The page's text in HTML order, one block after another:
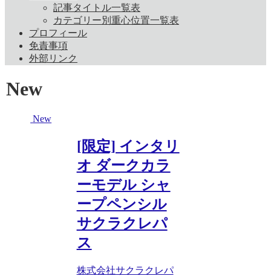
記事タイトル一覧表
カテゴリー別重心位置一覧表
プロフィール
免責事項
外部リンク
New
New
[限定] インタリ
オ ダークカラ
ーモデル シャ
ープペンシル
サクラクレパ
ス
株式会社サクラクレパ